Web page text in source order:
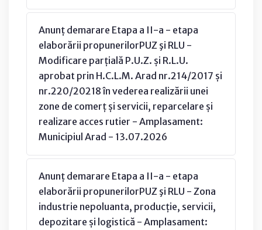
Anunț demarare Etapa a II-a - etapa
elaborării propunerilorPUZ şi RLU -
Modificare parțială P.U.Z. și R.L.U.
aprobat prin H.C.L.M. Arad nr.214/2017 și
nr.220/20218 în vederea realizării unei
zone de comerț și servicii, reparcelare și
realizare acces rutier - Amplasament:
Municipiul Arad - 13.07.2026
Anunț demarare Etapa a II-a - etapa
elaborării propunerilorPUZ şi RLU - Zona
industrie nepoluanta, producție, servicii,
depozitare și logistică - Amplasament: